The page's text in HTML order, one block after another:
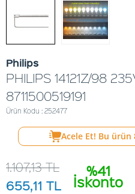
Philips
PHILIPS 14121Z/98
8711500519191
Ürün Kodu : 252477
Acele Et! Bu ürün
%41
İskonto
1.107,13TL
655,11 TL